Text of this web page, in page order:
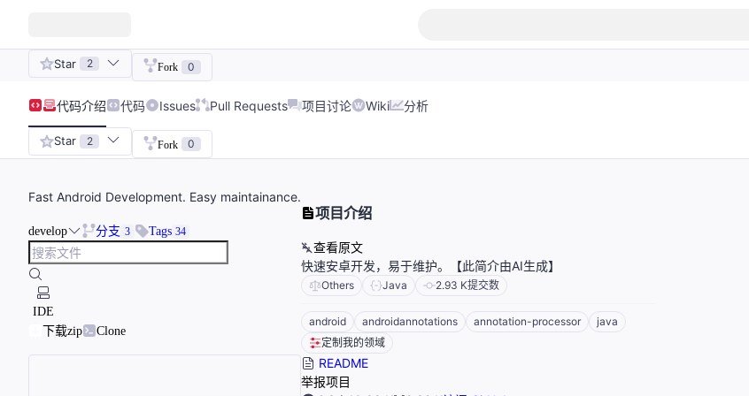
Star 2 Fork 0
代码介绍 代码 Issues Pull Requests 项目讨论 Wiki 分析
Star 2 Fork 0
Fast Android Development. Easy maintainance.
develop 分支 3 Tags 34
IDE
下载zip
Clone
项目介绍
查看原文
快速安卓开发，易于维护。【此简介由AI生成】
Others Java 2.93 K提交数
android androidannotations annotation-processor
java
定制我的领域
README
举报项目